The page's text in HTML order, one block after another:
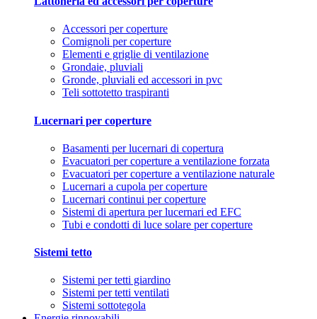
Accessori per coperture
Comignoli per coperture
Elementi e griglie di ventilazione
Grondaie, pluviali
Gronde, pluviali ed accessori in pvc
Teli sottotetto traspiranti
Lucernari per coperture
Basamenti per lucernari di copertura
Evacuatori per coperture a ventilazione forzata
Evacuatori per coperture a ventilazione naturale
Lucernari a cupola per coperture
Lucernari continui per coperture
Sistemi di apertura per lucernari ed EFC
Tubi e condotti di luce solare per coperture
Sistemi tetto
Sistemi per tetti giardino
Sistemi per tetti ventilati
Sistemi sottotegola